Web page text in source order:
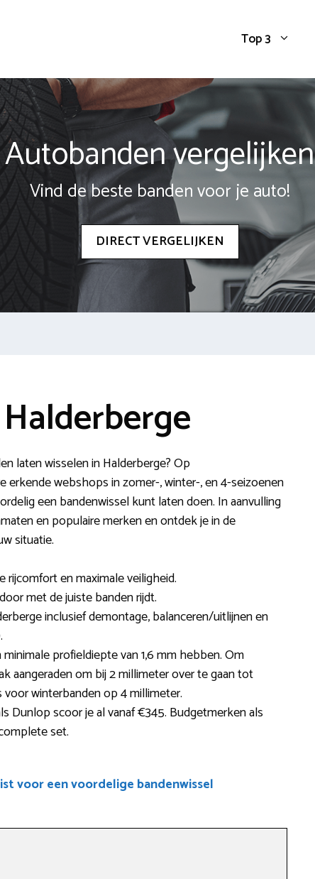
Top 3
Autobanden vergelijken
Vind de beste banden voor je auto!
DIRECT VERGELIJKEN
laten wisselen in Halderberge? Op
erkende webshops in zomer-, winter-, en 4-seizoenen
een bandenwissel kunt laten doen. In aanvulling
en populaire merken en ontdek je in de
situatie.
en maximale veiligheid.
met de juiste banden rijdt.
inclusief demontage, balanceren/uitlijnen en
profieldiepte van 1,6 mm hebben. Om
aangeraden om bij 2 millimeter over te gaan tot
winterbanden op 4 millimeter.
Dunlop scoor je al vanaf €345. Budgetmerken als
set.
voor een voordelige bandenwissel